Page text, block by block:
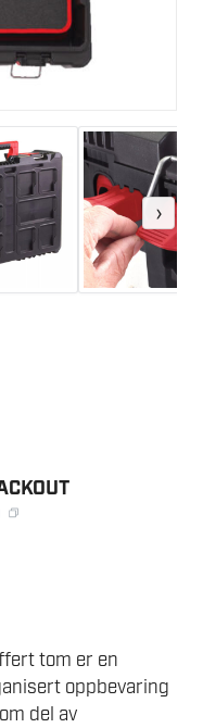
›
tom er en
oppbevaring
del av